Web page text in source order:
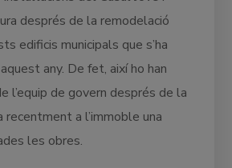
després de la remodelació
edificis municipals que s’ha
any. De fet, així ho han
l’equip de govern després de la
a l’immoble una
les obres.